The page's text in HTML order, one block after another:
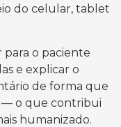
do celular, tablet
para o paciente
e explicar o
de forma que
— o que contribui
humanizado.